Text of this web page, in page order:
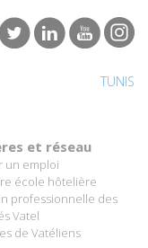
TUNIS
et réseau
un emploi
école hôtelière
professionnelle des
Vatel
de Vatéliens